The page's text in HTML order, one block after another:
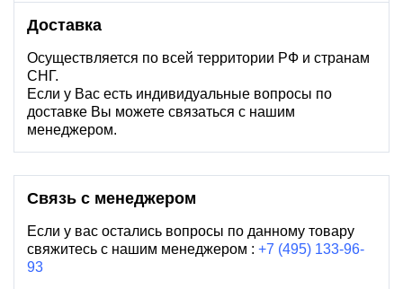
Доставка
Осуществляется по всей территории РФ и странам
СНГ.
Если у Вас есть индивидуальные вопросы по
доставке Вы можете связаться с нашим
менеджером.
Связь с менеджером
Если у вас остались вопросы по данному товару
свяжитесь с нашим менеджером : +7 (495) 133-96-
93